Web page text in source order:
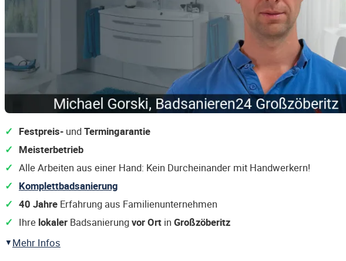
Festpreis- undTermingarantie
Meisterbetrieb
Alle Arbeiten aus einer Hand: Kein Durcheinander mit Handwerkern!
Komplettbadsanierung
40 Jahre Erfahrung aus Familienunternehmen
Ihre lokaler Badsanierungvor Ort in Großzöberitz
Mehr Infos